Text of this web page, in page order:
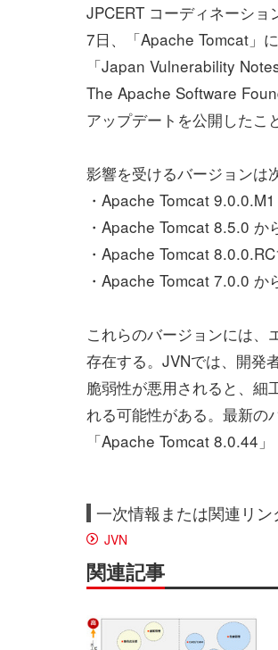
JPCERT コーディネーショ
7日、「Apache Tomcat」
「Japan Vulnerability
The Apache Software
アップデートを公開したこ
影響を受けるバージョンは
・Apache Tomcat
・Apache Tomcat 8.5.0 か
・Apache Tomcat
・Apache Tomcat 7.0.0 か
これらのバージョンには
存在する。JVNでは、開発
脆弱性が悪用されると、細
れる可能性がある。最新の
「Apache Tomcat 8.0.44
一次情報または関連リン
JVN
関連記事